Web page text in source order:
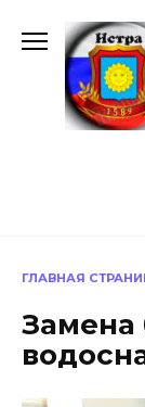
содержанию
ГЛАВНАЯ
Замена